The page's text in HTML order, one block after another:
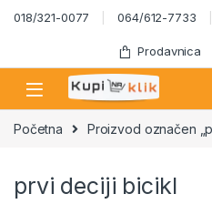
Skip to navigation
Skip to content
018/321-0077 064/612-7733
Prodavnica
Početna Proizvod označen
prvi deciji bicikl